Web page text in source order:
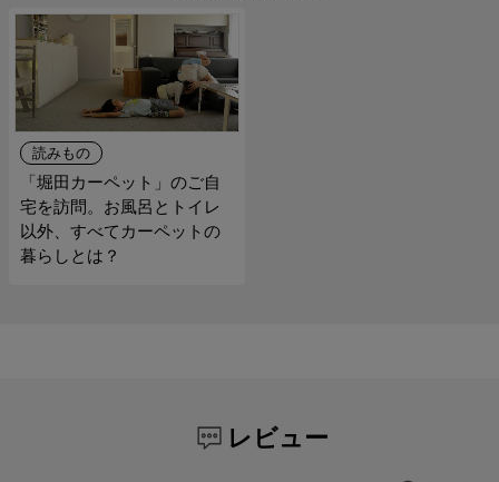
読みもの
「堀田カーペット」のご自
宅を訪問。お風呂とトイレ
以外、すべてカーペットの
暮らしとは？
レビュー